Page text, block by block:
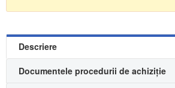
Descriere
Documentele procedurii de achiziție